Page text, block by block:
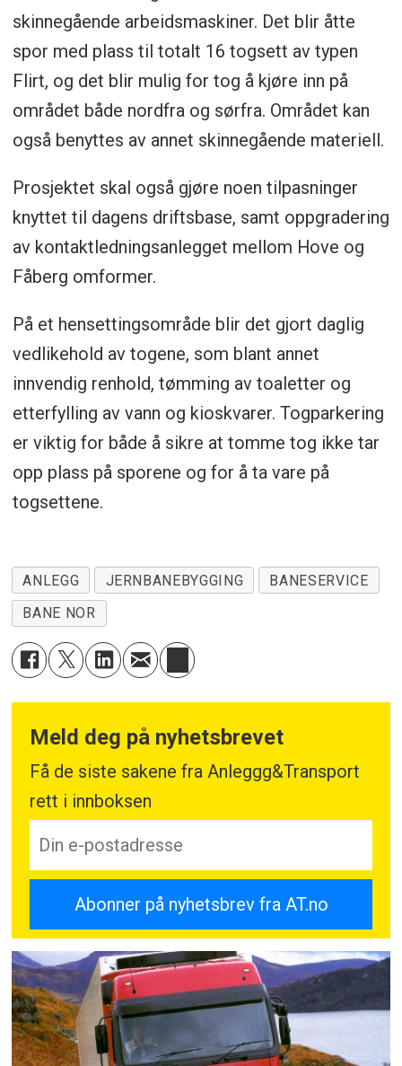
skinnegående arbeidsmaskiner. Det blir åtte
spor med plass til totalt 16 togsett av typen
Flirt, og det blir mulig for tog å kjøre inn på
området både nordfra og sørfra. Området kan
også benyttes av annet skinnegående materiell.
Prosjektet skal også gjøre noen tilpasninger
knyttet til dagens driftsbase, samt oppgradering
av kontaktledningsanlegget mellom Hove og
Fåberg omformer.
På et hensettingsområde blir det gjort daglig
vedlikehold av togene, som blant annet
innvendig renhold, tømming av toaletter og
etterfylling av vann og kioskvarer. Togparkering
er viktig for både å sikre at tomme tog ikke tar
opp plass på sporene og for å ta vare på
togsettene.
ANLEGG JERNBANEBYGGING
BANESERVICE
BANE NOR
Meld deg på nyhetsbrevet
Få de siste sakene fra Anleggg&Transport
rett i innboksen